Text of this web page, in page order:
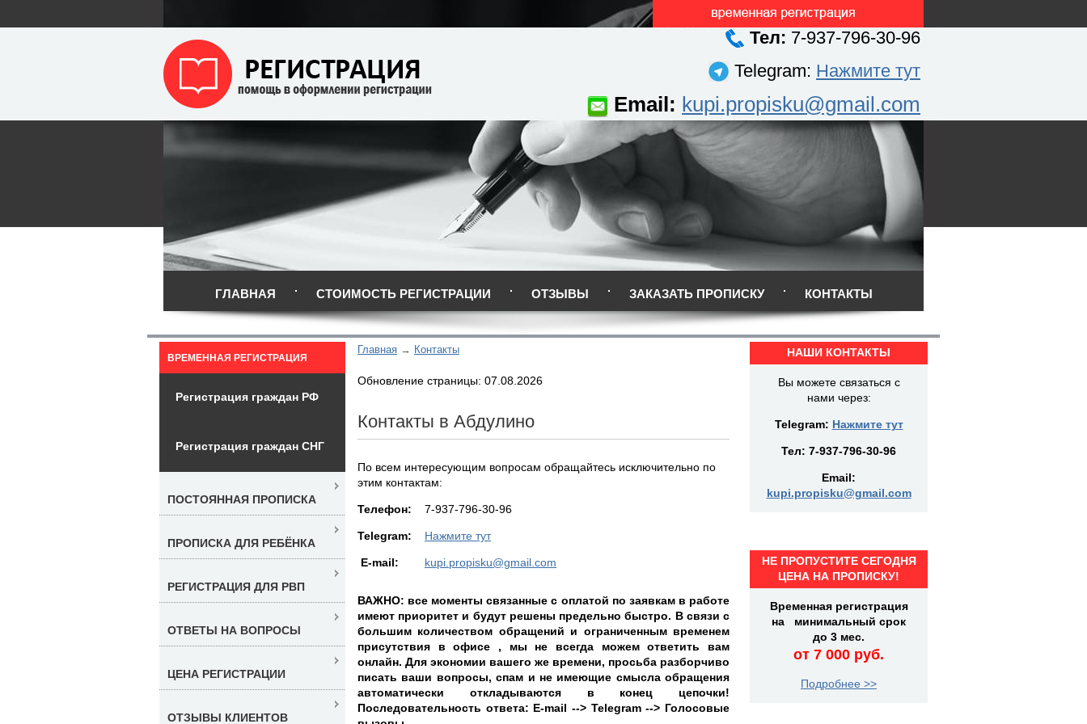
Тел: 7-937-796-30-96
Telegram: Нажмите тут
Email: kupi.propisku@gmail.com
ГЛАВНАЯ СТОИМОСТЬ РЕГИСТРАЦИИ ОТЗЫВЫ ЗАКАЗАТЬ ПРОПИСКУ КОНТАКТЫ
Главная Контакты
Обновление страницы: 07.08.2026
Контакты в Абдулино
По всем интересующим вопросам обращайтесь исключительно по
этим контактам:
Teлефон: 7-937-796-30-96
Telegram: Нажмите тут
E-mail: kupi.propisku@gmail.com
ВАЖНО: все моменты связанные с оплатой по заявкам в работе
имеют приоритет и будут решены предельно быстро. В связи с
большим количеством обращений и ограниченным временем
присутствия в офисе , мы не всегда можем ответить вам
онлайн. Для экономии вашего же времени, просьба разборчиво
писать ваши вопросы, спам и не имеющие смысла обращения
автоматически откладываются в конец цепочки!
Последовательность ответа: E-mail --> Telegram --> Голосовые
ВРЕМЕННАЯ РЕГИСТРАЦИЯ
Регистрация граждан РФ
Регистрация граждан СНГ
ПОСТОЯННАЯ ПРОПИСКА
ПРОПИСКА ДЛЯ РЕБЁНКА
РЕГИСТРАЦИЯ ДЛЯ РВП
ОТВЕТЫ НА ВОПРОСЫ
ЦЕНА РЕГИСТРАЦИИ
ОТЗЫВЫ КЛИЕНТОВ
НАШИ КОНТАКТЫ
Вы можете связаться с
нами через:
Telegram: Нажмите тут
Тел: 7-937-796-30-96
Email:
kupi.propisku@gmail.com
НЕ ПРОПУСТИТЕ СЕГОДНЯ
ЦЕНА НА ПРОПИСКУ!
Временная регистрация
на минимальный срок
до 3 мес.
от 7 000 руб.
Подробнее >>